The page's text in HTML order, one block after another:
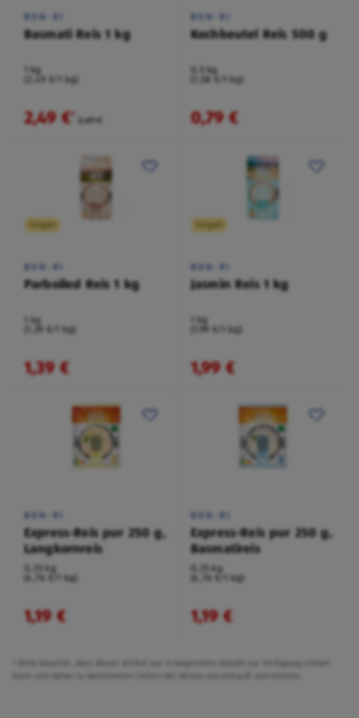
BON-RI
Basmati Reis 1 kg
1 kg
(2,49 €/1 kg)
2,49 €² 2,69 €
BON-RI
Kochbeutel Reis 500 g
0,5 kg
(1,58 €/1 kg)
0,79 €
Vegan
BON-RI
Parboiled Reis 1 kg
1 kg
(1,39 €/1 kg)
1,39 €
Vegan
BON-RI
Jasmin Reis 1 kg
1 kg
(1,99 €/1 kg)
1,99 €
BON-RI
Express-Reis pur 250 g,
Langkornreis
0,25 kg
(4,76 €/1 kg)
1,19 €
BON-RI
Express-Reis pur 250 g,
Basmatireis
0,25 kg
(4,76 €/1 kg)
1,19 €